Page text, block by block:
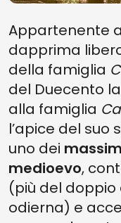
Appartenente
dapprima
della famiglia
del Duecento
alla famiglia
l’apice del suo
uno dei
medioevo,
(più del
odierna) e